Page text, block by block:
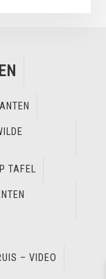
TAFEL
– VIDEO